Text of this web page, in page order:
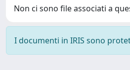
Non ci sono file associati a
I documenti in IRIS sono